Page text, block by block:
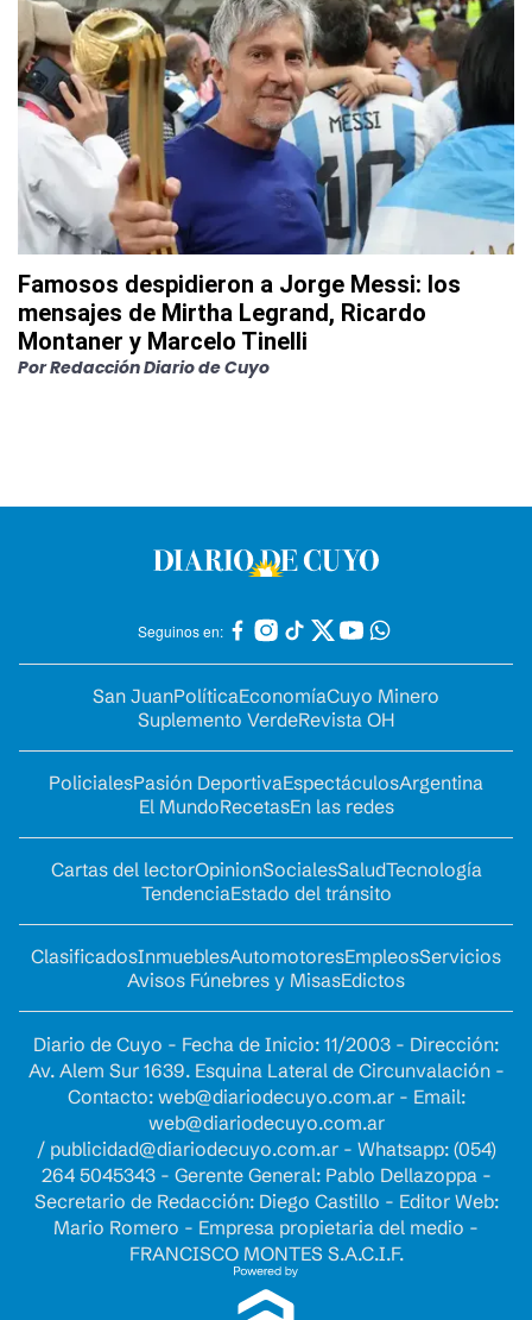
Famosos despidieron a Jorge Messi: los
mensajes de Mirtha Legrand, Ricardo
Montaner y Marcelo Tinelli
PorRedacción Diario de Cuyo
Seguinos en:
San JuanPolíticaEconomíaCuyo Minero
Suplemento VerdeRevista OH
PolicialesPasión DeportivaEspectáculosArgentina
El MundoRecetasEn las redes
Cartas del lectorOpinionSocialesSaludTecnología
TendenciaEstado del tránsito
ClasificadosInmueblesAutomotoresEmpleosServicios
Avisos Fúnebres y MisasEdictos
Diario de Cuyo - Fecha de Inicio: 11/2003 - Dirección:
Av. Alem Sur 1639. Esquina Lateral de Circunvalación -
Contacto: web@diariodecuyo.com.ar- Email:
web@diariodecuyo.com.ar
/ publicidad@diariodecuyo.com.ar- Whatsapp: (054)
264 5045343 - Gerente General: Pablo Dellazoppa -
Secretario de Redacción: Diego Castillo - Editor Web:
Mario Romero - Empresa propietaria del medio -
FRANCISCO MONTES S.A.C.I.F.